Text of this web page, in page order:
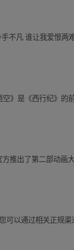
不凡 谁让我爱恨两
》是《西行纪》
推出了第二部动画
以通过相关正规渠